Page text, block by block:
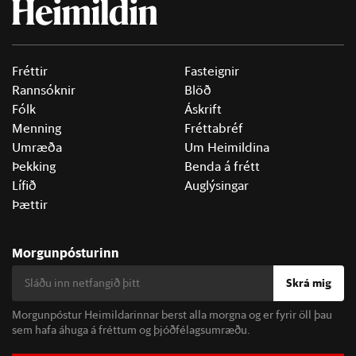
Fréttir
Rannsóknir
Fólk
Menning
Umræða
Þekking
Lífið
Þættir
Fasteignir
Blöð
Áskrift
Fréttabréf
Um Heimildina
Benda á frétt
Auglýsingar
Morgunpósturinn
Skrá mig
Morgunpóstur Heimildarinnar berst alla morgna og er fyrir öll þau
sem hafa áhuga á fréttum og þjóðfélagsumræðu.